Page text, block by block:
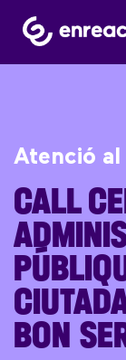
Atenció
CALL
BON